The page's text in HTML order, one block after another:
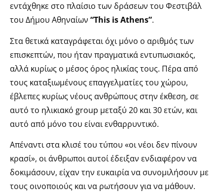
εντάχθηκε στο πλαίσιο των δράσεων του Φεστιβάλ
του Δήμου Αθηναίων “This is Athens”.
Στα θετικά καταγράφεται όχι μόνο ο αριθμός των
επισκεπτών, που ήταν πραγματικά εντυπωσιακός,
αλλά κυρίως ο μέσος όρος ηλικίας τους. Πέρα από
τους καταξιωμένους επαγγελματίες του χώρου,
έβλεπες κυρίως νέους ανθρώπους στην έκθεση, σε
αυτό το ηλικιακό group μεταξύ 20 και 30 ετών, και
αυτό από μόνο του είναι ενθαρρυντικό.
Απέναντι στα κλισέ του τύπου «οι νέοι δεν πίνουν
κρασί», οι άνθρωποι αυτοί έδειξαν ενδιαφέρον να
δοκιμάσουν, είχαν την ευκαιρία να συνομιλήσουν με
τους οινοποιούς και να ρωτήσουν για να μάθουν.